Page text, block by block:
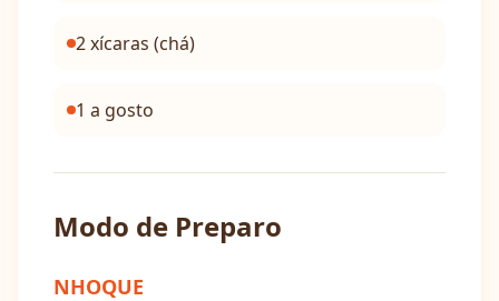
2 xícaras (chá)
1 a gosto
Modo de Preparo
NHOQUE